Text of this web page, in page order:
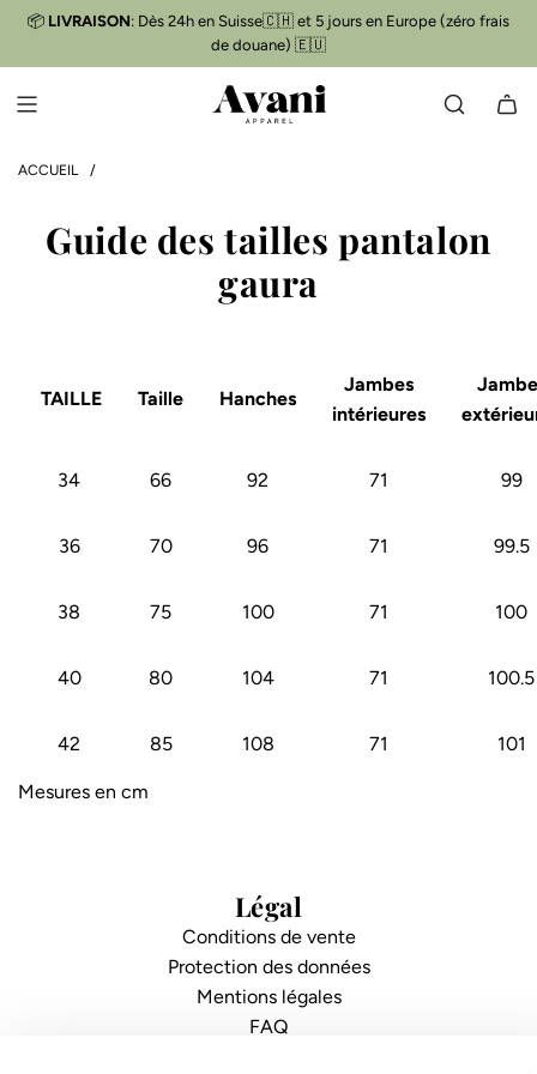
S
📦 LIVRAISON: Dès 24h en Suisse🇨🇭 et 5 jours en Europe (zéro frais
de douane) 🇪🇺
ACCUEIL /
Guide des tailles pantalon
gaura
TAILLE Taille Hanches
Jambes
intérieures
34 66 92 71 99
36 70 96 71 99.5
38 75 100 71 100
40 80 104 71 100.5
42 85 108 71 101
Mesures en cm
Légal
Conditions de vente
Protection des données
Mentions légales
FAQ